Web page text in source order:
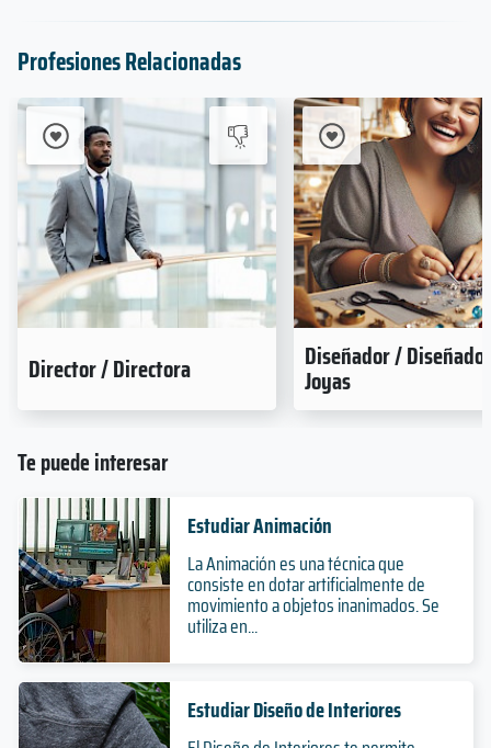
Profesiones Relacionadas
Director / Directora Diseñador /
Joyas
Te puede interesar
Estudiar Animación
La Animación es una técnica que
consiste en dotar artificialmente de
movimiento a objetos inanimados. Se
utiliza en...
Estudiar Diseño de Interiores